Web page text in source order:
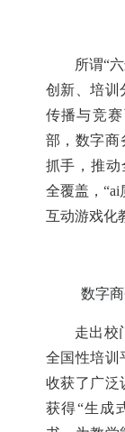
所谓“
创新、培训
传播与竞
部，数字商
抓手，推动
全覆盖，“ai
互动游戏化
数字
走出校
全国性培训
收获了广泛
获得“生成